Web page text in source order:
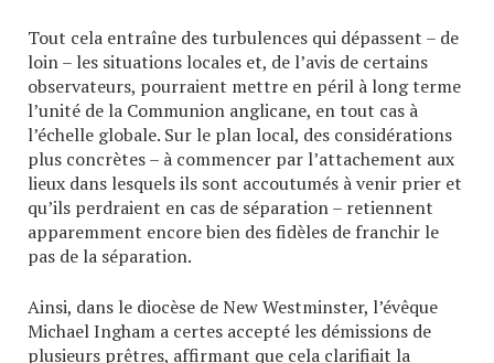
Tout cela entraîne des turbulences qui dépassent – de
loin – les situations locales et, de l’avis de certains
observateurs, pourraient mettre en péril à long terme
l’unité de la Communion anglicane, en tout cas à
l’échelle globale. Sur le plan local, des considérations
plus concrètes – à commencer par l’attachement aux
lieux dans lesquels ils sont accoutumés à venir prier et
qu’ils perdraient en cas de séparation – retiennent
apparemment encore bien des fidèles de franchir le
pas de la séparation.
Ainsi, dans le diocèse de New Westminster, l’évêque
Michael Ingham a certes accepté les démissions de
plusieurs prêtres, affirmant que cela clarifiait la